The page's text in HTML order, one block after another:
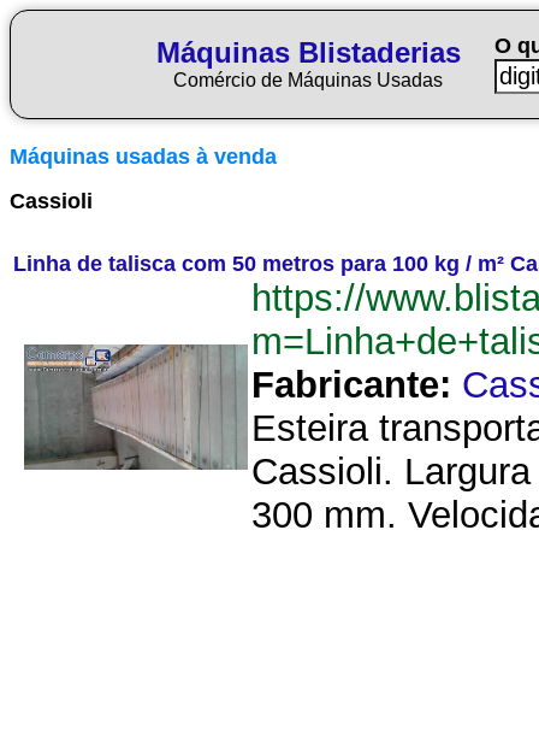
Máquinas Blistaderias
Comércio de Máquinas Usadas
O
Máquinas usadas à venda
Cassioli
Linha de talisca com 50 metros para 100 kg / m²
https://
Fabricante:
Esteira
Cassioli.
300 mm.